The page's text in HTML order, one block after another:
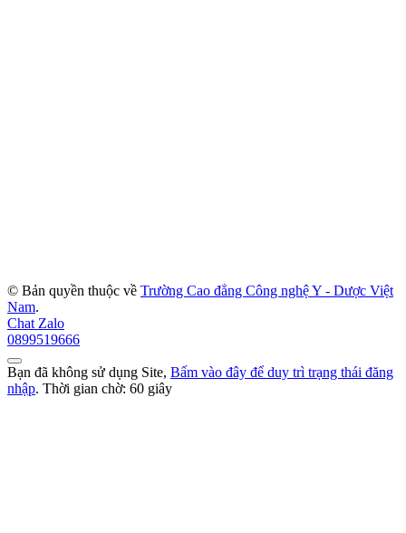
© Bản quyền thuộc về Trường Cao đẳng Công nghệ Y - Dược Việt
Nam.
Chat Zalo
0899519666
Bạn đã không sử dụng Site, Bấm vào đây để duy trì trạng thái đăng
nhập. Thời gian chờ: 60 giây